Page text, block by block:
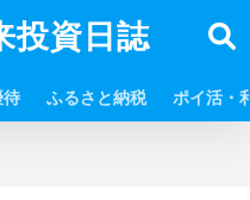
投資日誌
待 ふるさと納税 ポイ活・